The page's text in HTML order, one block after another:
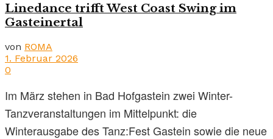
Linedance trifft West Coast Swing im
Gasteinertal
von ROMA
1. Februar 2026
0
Im März stehen in Bad Hofgastein zwei Winter-
Tanzveranstaltungen im Mittelpunkt: die
Winterausgabe des Tanz:Fest Gastein sowie die neue